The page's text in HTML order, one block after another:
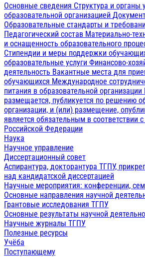
Основные сведения Структура и органы
образовательной организацией
Образовательные стандарты и
Педагогический состав Материально-
и оснащенность образовательного
Стипендии и меры поддержки
образовательные услуги Финансово-
деятельность Вакантные места для
обучающихся Международное
питания в образовательной организации
размещается, публикуется по решению
организации, и (или) размещение,
является обязательным в соответствии
Российской Федерации
Наука
Научное управление
Диссертационный совет
Аспирантура, докторантура ТГПУ,
над кандидатской диссертацией
Научные мероприятия: конференции,
Основные направления научной
Грантовые исследования ТГПУ
Основные результаты научной
Научные журналы ТГПУ
Полезные ресурсы
Учёба
Поступающему